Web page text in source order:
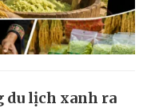
du lịch xanh ra